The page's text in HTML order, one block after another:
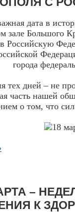
дата в
зале Большого
Российскую
города
тех дней – не
часть нашей
о том, что
–
К